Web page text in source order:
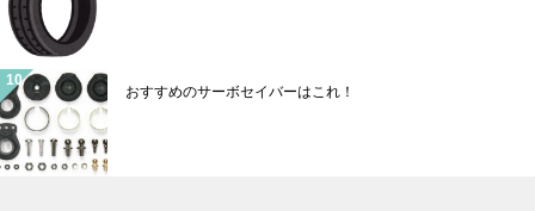
おすすめのサーボセイバーはこれ！